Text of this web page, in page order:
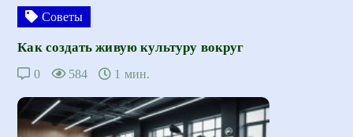
Советы
Как создать живую культуру вокруг
0 584 1 мин.